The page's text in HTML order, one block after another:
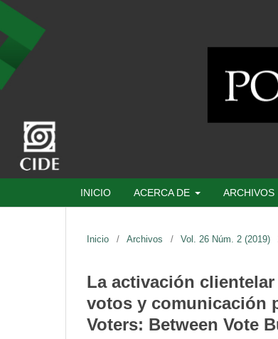
INICIO ACERCA DE ARCHIVOS
Inicio / Archivos / Vol. 26 Núm. 2 (2019)
La activación
votos y comunicación
Voters: Between Vote